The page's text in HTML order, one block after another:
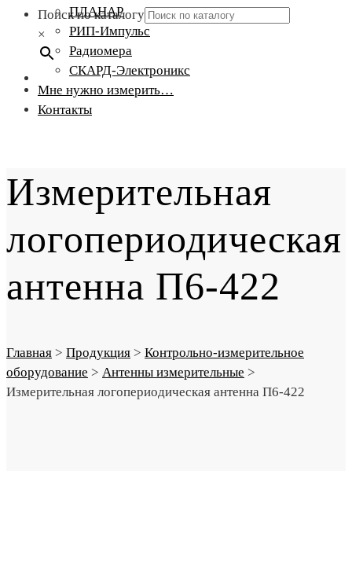
Поиск по каталогу
×
ПЛАНАР
РИП-Импульс
Радиомера
СКАРД-Электроникс
Мне нужно измерить…
Контакты
Измерительная
логопериодическая
антенна П6-422
Главная > Продукция > Контрольно-измерительное
оборудование > Антенны измерительные >
Измерительная логопериодическая антенна П6-422